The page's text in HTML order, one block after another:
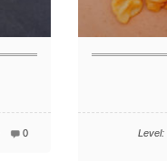
0 Level: